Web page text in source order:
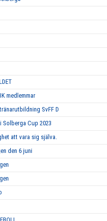
medlemmar
SvFF D
Cup 2023
att vara sig själva.
den 6 juni